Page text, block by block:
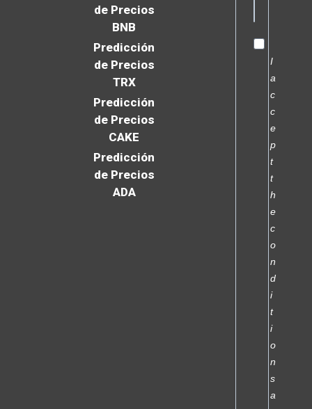
de Precios
BNB
Predicción
de Precios
TRX
Predicción
de Precios
CAKE
Predicción
de Precios
ADA
I
a
c
c
e
p
t
t
h
e
c
o
n
d
i
t
i
o
n
s
a